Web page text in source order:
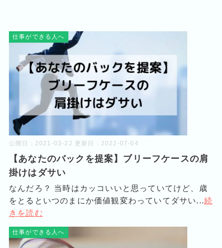
仕事ができる人へ
公開日： 2021-03-22 更新日： 2022-07-04
【あなたのバックを提案】ブリーフケースの肩
掛けはダサい
なんだろ？ 当時はカッコいいと思っていてけど、歳
をとるといつのまにか価値観変わっていてダサい...続
きを読む
仕事ができる人へ